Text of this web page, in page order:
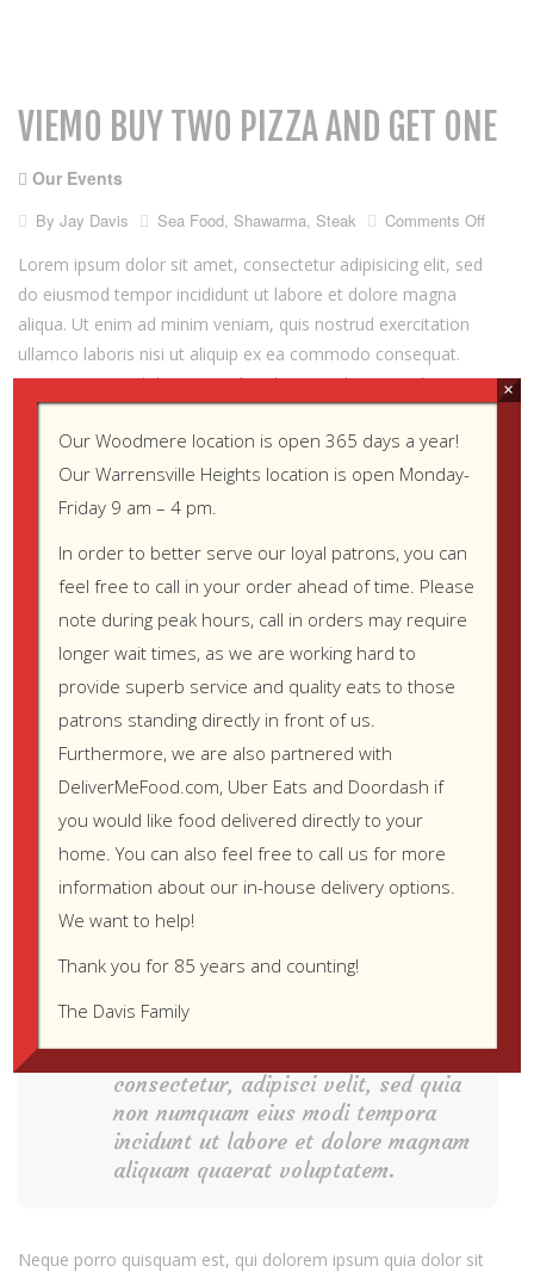
VIEMO BUY TWO PIZZA AND GET ONE
Our Events
By Jay Davis Sea Food, Shawarma, Steak Comments Offon
Lorem ipsum dolor sit amet, consectetur adipisicing elit, sed
do eiusmod tempor incididunt ut labore et dolore magna
aliqua. Ut enim ad minim veniam, quis nostrud exercitation
ullamco laboris nisi ut aliquip ex ea commodo consequat.
Duis aute irure dolor in reprehenderit in voluptate velit esse
cillum dolore eu fugiat nulla pariatur. Excepteur sint occaecat
cupidatat non proident, sunt in culpa qui officia deserunt
mollit anim id est laborum. unt in culpa qui officia deserunt
mollit anim id est laborum.
WHAT WE WILL DO ? IT IS FOR YOU
Neque porro quisquam est, qui dolorem ipsum quia dolor sit
amet, consectetur, adipisci velit, sed quia non numquam eius
modi tempora incidunt ut labore et dolore magnam aliquam
quaerat voluptatem. Ut enim ad minima veniam, quis nostrum
exercitationem ullam corporis suscipit laboriosam, nisi ut
aliquid ex ea commodi consequatur. Nam libero tempore,
cum soluta nobis est eligendi optio cumque nihil impedit quo
minus id quod maxime placeat facere possimus, omnis
voluptas assumenda est, omnis dolor repellendus.
Temporibus autem quibusdam et aut officiis debitis aut rerum
necessitatibus saepe eveniet ut et voluptates repudiandae sint
Neque porro quisquam est, qui
dolorem ipsum quia dolor sit amet,
consectetur, adipisci velit, sed quia
non numquam eius modi tempora
incidunt ut labore et dolore magnam
aliquam quaerat voluptatem.
Neque porro quisquam est, qui dolorem ipsum quia dolor sit
Our Woodmere location is open 365 days a year!
Our Warrensville Heights location is open Monday-
Friday 9 am – 4 pm.
In order to better serve our loyal patrons, you can
feel free to call in your order ahead of time. Please
note during peak hours, call in orders may require
longer wait times, as we are working hard to
provide superb service and quality eats to those
patrons standing directly in front of us.
Furthermore, we are also partnered with
DeliverMeFood.com, Uber Eats and Doordash if
you would like food delivered directly to your
home. You can also feel free to call us for more
information about our in-house delivery options.
We want to help!
Thank you for 85 years and counting!
The Davis Family
×